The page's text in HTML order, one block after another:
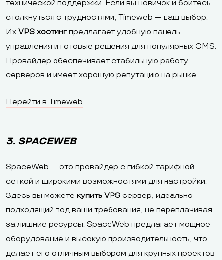
технической поддержки. Если вы новичок и боитесь
столкнуться с трудностями, Timeweb — ваш выбор.
Их VPS хостингпредлагает удобную панель
управления и готовые решения для популярных CMS.
Провайдер обеспечивает стабильную работу
серверов и имеет хорошую репутацию на рынке.
Перейти в Timeweb
3. SPACEWEB
SpaceWeb — это провайдер с гибкой тарифной
сеткой и широкими возможностями для настройки.
Здесь вы можете купить VPS сервер, идеально
подходящий под ваши требования, не переплачивая
за лишние ресурсы. SpaceWeb предлагает мощное
оборудование и высокую производительность, что
делает его отличным выбором для крупных проектов